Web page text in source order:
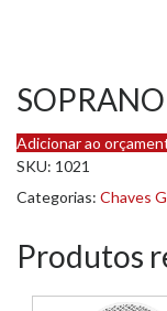
Adicionar ao
SKU: 1021
Categorias: Chaves
Produtos